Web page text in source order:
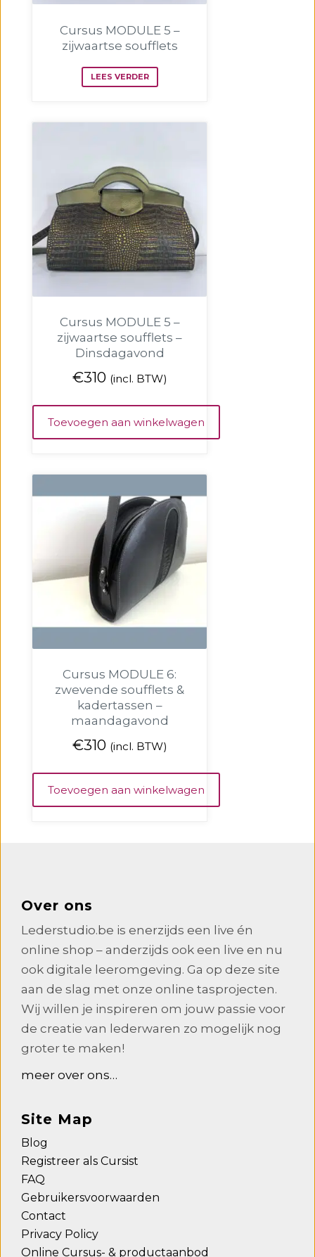
Cursus MODULE 5 –
zijwaartse soufflets
LEES VERDER
Cursus MODULE 5 –
zijwaartse soufflets –
Dinsdagavond
€310 (incl. BTW)
Toevoegen aan winkelwagen
Cursus MODULE 6:
zwevende soufflets &
kadertassen –
maandagavond
€310 (incl. BTW)
Toevoegen aan winkelwagen
Over ons
Lederstudio.be is enerzijds een live én
online shop – anderzijds ook een live en nu
ook digitale leeromgeving. Ga op deze site
aan de slag met onze online tasprojecten.
Wij willen je inspireren om jouw passie voor
de creatie van lederwaren zo mogelijk nog
groter te maken!
meer over ons…
Site Map
Blog
Registreer als Cursist
FAQ
Gebruikersvoorwaarden
Contact
Privacy Policy
Online Cursus- & productaanbod